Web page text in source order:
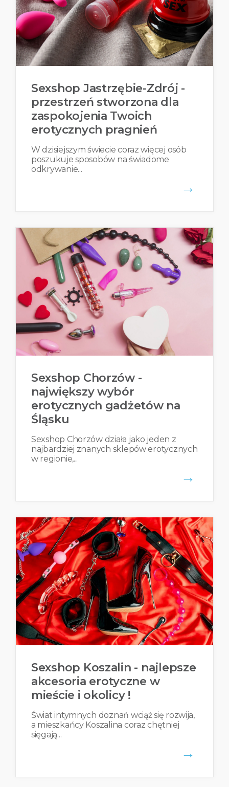
Sexshop Jastrzębie-Zdrój -
przestrzeń stworzona dla
zaspokojenia Twoich
erotycznych pragnień
W dzisiejszym świecie coraz więcej osób
poszukuje sposobów na świadome
odkrywanie...
→
Sexshop Chorzów -
największy wybór
erotycznych gadżetów na
Śląsku
Sexshop Chorzów działa jako jeden z
najbardziej znanych sklepów erotycznych
w regionie,...
→
Sexshop Koszalin - najlepsze
akcesoria erotyczne w
mieście i okolicy !
Świat intymnych doznań wciąż się rozwija,
a mieszkańcy Koszalina coraz chętniej
sięgają...
→